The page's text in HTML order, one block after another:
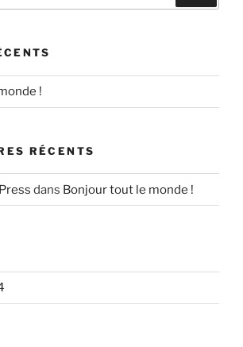
!
RÉCENTS
dans Bonjour tout le monde !